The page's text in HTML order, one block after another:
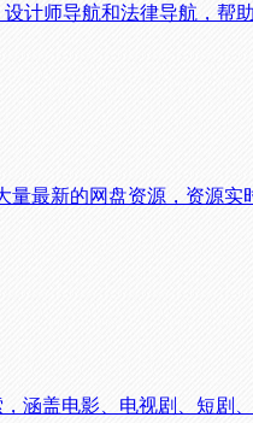
计师导航和法律导航，帮
最新的网盘资源，资源
涵盖电影、电视剧、短剧